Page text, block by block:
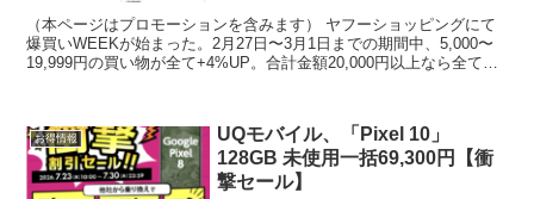
（本ページはプロモーションを含みます） ヤフーショッピングにて
爆買いWEEKが始まった。2月27日〜3月1日までの期間中、5,000〜
19,999円の買い物が全て+4%UP。合計金額20,000円以上なら全て
お得情報
UQモバイル、「Pixel 10」
128GB 未使用一括69,300円【衝
撃セール】